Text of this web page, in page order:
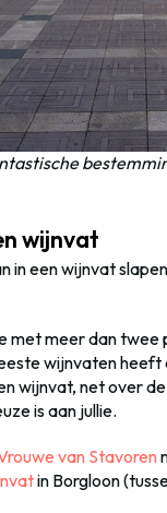
wijnvat
in een wijnvat
met meer dan twee
wijnvaten
wijnvat, net over
is aan jullie.
van Stavoren
in Borgloon